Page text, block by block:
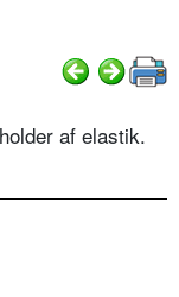
af elastik.